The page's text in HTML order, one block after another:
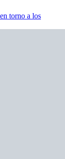
torno a los